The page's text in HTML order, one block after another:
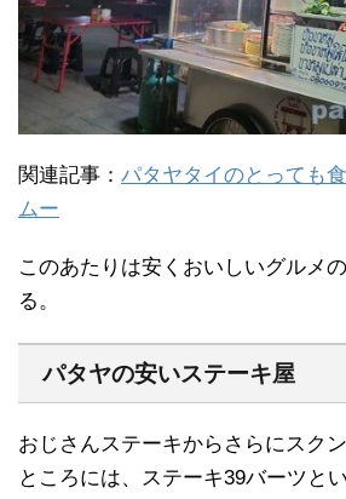
関連記事： パタヤタイのとっても
ムー
このあたりは安くおいしいグルメ
る。
パタヤの安いステーキ屋
おじさんステーキからさらにスク
ところには、ステーキ39バーツと